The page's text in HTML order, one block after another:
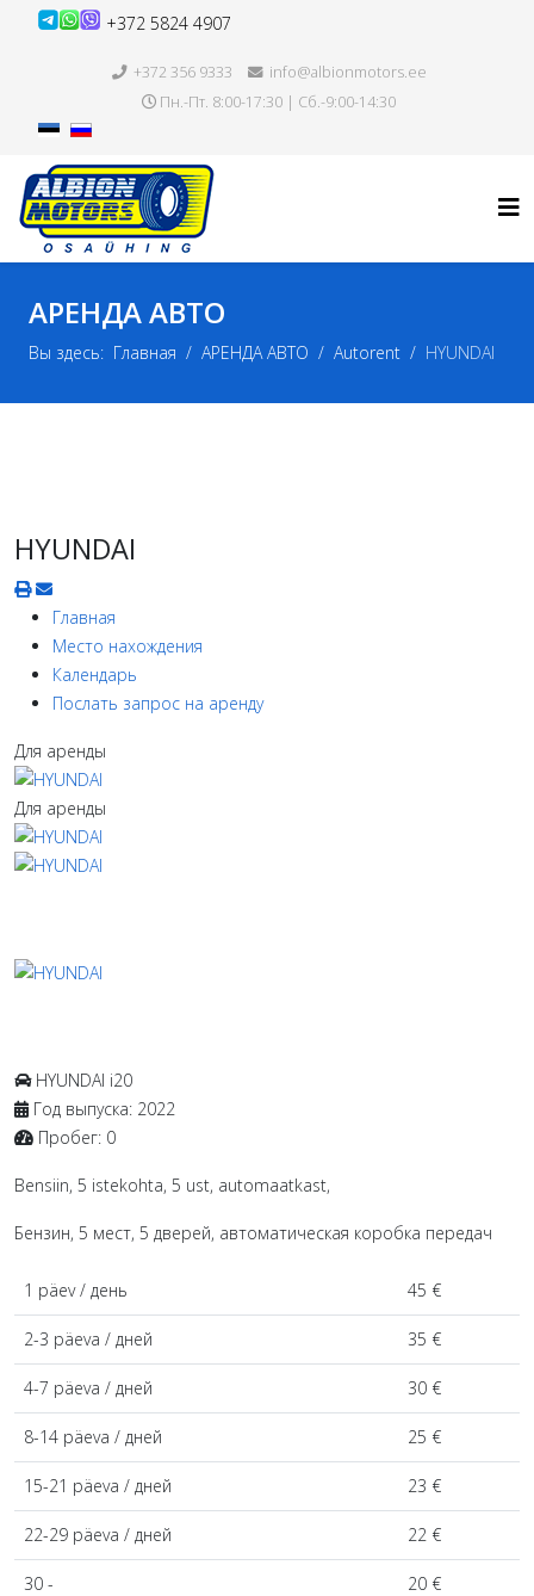
+372 5824 4907
+372 356 9333
info@albionmotors.ee
Пн.-Пт. 8:00-17:30 | Сб.-9:00-14:30
АРЕНДА АВТО
Вы здесь: Главная АРЕНДА АВТО Autorent HYUNDAI
HYUNDAI
Главная
Место нахождения
Календарь
Послать запрос на аренду
Для аренды
Для аренды
HYUNDAI i20
Год выпуска: 2022
Пробег: 0
Bensiin, 5 istekohta, 5 ust, automaatkast,
Бензин, 5 мест, 5 дверей, автоматическая коробка передач
1 päev / день 45 €
2-3 päeva / дней 35 €
4-7 päeva / дней 30 €
8-14 päeva / дней 25 €
15-21 päeva / дней 23 €
22-29 päeva / дней 22 €
30 - 20 €